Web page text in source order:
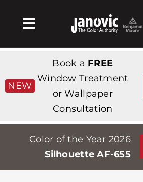
Toggle
Navigation
Products & Services
Магазин
Professionals
Stores
NEW
Book a FREE
Window Treatment
or Wallpaper
Consultation
Color of the Year 2026
Silhouette AF-655